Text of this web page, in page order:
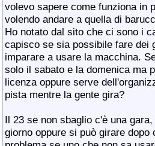
volevo sapere come funziona in
volendo andare a quella di
Ho notato dal sito che ci sono i
capisco se sia possibile fare dei
imparare a usare la macchina.
solo il sabato e la domenica ma
licenza oppure serve
pista mentre la gente gira?
Il 23 se non sbaglio c'è una
giorno oppure si può girare dopo